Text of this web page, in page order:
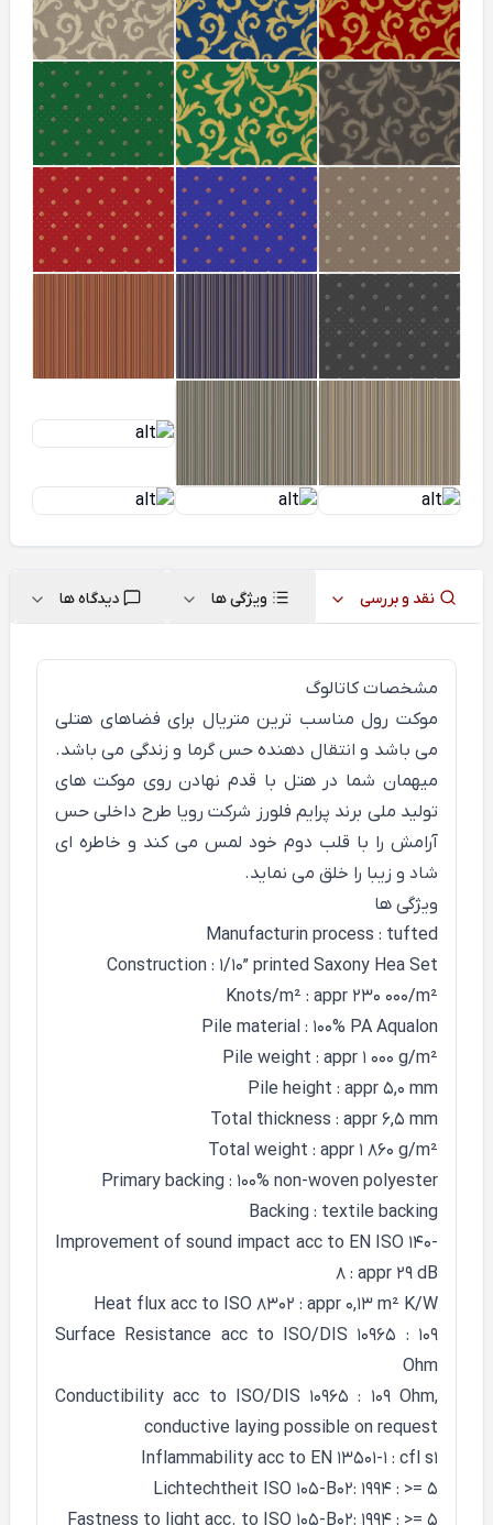
نقد و بررسی ویژگی ها دیدگاه ها
مشخصات کاتالوگ
موکت رول مناسب ترین متریال برای فضاهای هتلی
می باشد و انتقال دهنده حس گرما و زندگی می باشد.
میهمان شما در هتل با قدم نهادن روی موکت های
تولید ملی برند پرایم فلورز شرکت رویا طرح داخلی حس
آرامش را با قلب دوم خود لمس می کند و خاطره ای
شاد و زیبا را خلق می نماید.
ویژگی ها
Manufacturin process : tufted
Construction : 1/10” printed Saxony Hea Set
Knots/m² : appr 230 000/m²
Pile material : 100% PA Aqualon
Pile weight : appr 1 000 g/m²
Pile height : appr 5,0 mm
Total thickness : appr 6,5 mm
Total weight : appr 1 860 g/m²
Primary backing : 100% non-woven polyester
Backing : textile backing
Improvement of sound impact acc to EN ISO 140-
8 : appr 29 dB
Heat flux acc to ISO 8302 : appr 0,13 m² K/W
Surface Resistance acc to ISO/DIS 10965 : 109
Ohm
Conductibility acc to ISO/DIS 10965 : 109 Ohm,
conductive laying possible on request
Inflammability acc to EN 13501-1 : cfl s1
Lichtechtheit ISO 105-B02: 1994 : >= 5